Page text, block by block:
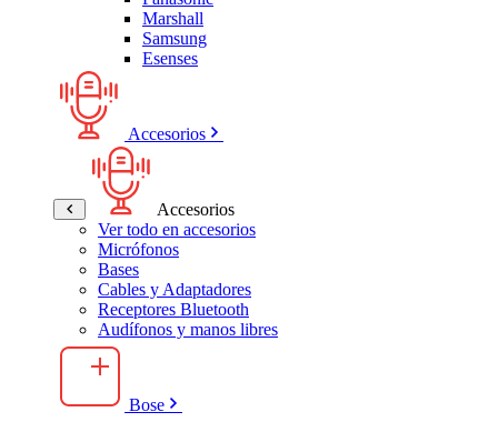
Marshall
Samsung
Esenses
Accesorios
Accesorios
Ver todo en accesorios
Micrófonos
Bases
Cables y Adaptadores
Receptores Bluetooth
Audífonos y manos libres
Bose